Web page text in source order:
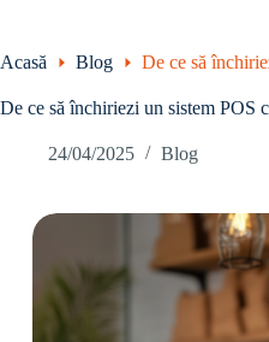
Acasă Blog De ce să
De ce să închiriezi un sistem POS
24/04/2025 Blog